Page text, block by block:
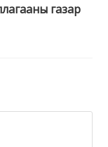
газар